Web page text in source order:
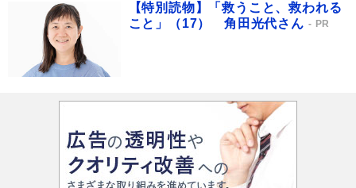
【特別読物】「救うこと、救われる
こと」（17） 角田光代さん
PR